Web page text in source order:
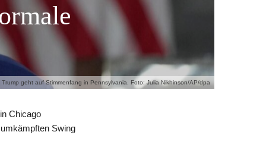
Trump geht auf Stimmenfang in Pennsylvania. Foto: Julia Nikhinson/AP/dpa
Chicago
Swing